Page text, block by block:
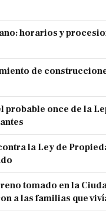
horarios y
de
probable once de la
la Ley de
tomado en la
a las familias que